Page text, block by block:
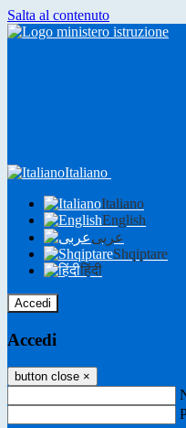
Salta al contenuto
Italiano
Italiano
English
عربى
Shqiptare
हिंदी
Accedi
Accedi
button close ×